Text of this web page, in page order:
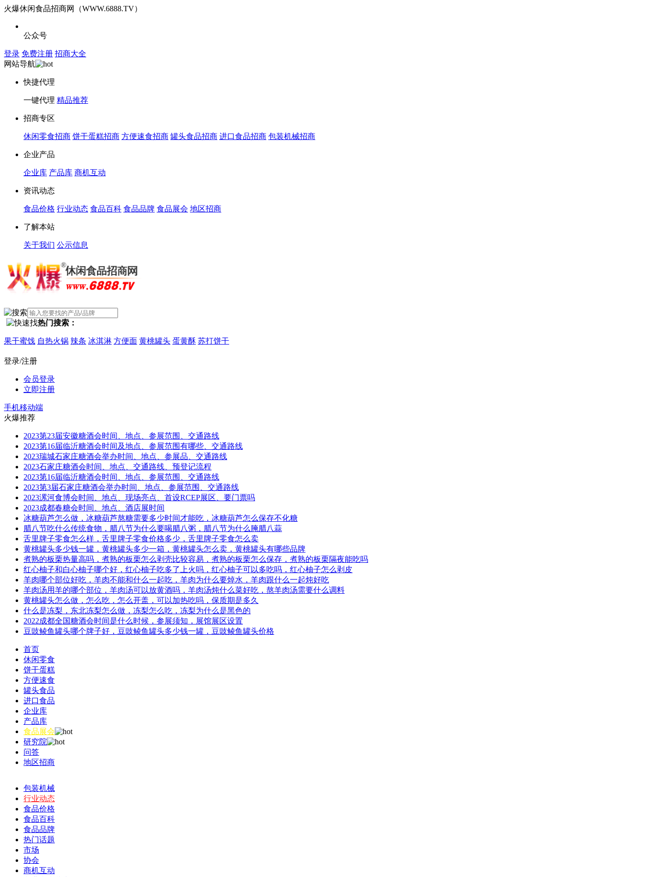
火爆休闲食品招商网（WWW.6888.TV）
公众号
登录 免费注册 招商大全
网站导航
快捷代理
一键代理 精品推荐
招商专区
休闲零食招商 饼干蛋糕招商 方便速食招商 罐头食品招商 进口食品招商 包装机械招商
企业产品
企业库 产品库 商机互动
资讯动态
食品价格 行业动态 食品百科 食品品牌 食品展会 地区招商
了解本站
关于我们 公示信息
热门搜索：
蜜饯 自热火锅 辣条 冰淇淋 方便面 黄桃罐头 蛋黄酥 苏打饼干
登录/注册
会员登录
立即注册
手机移动端
火爆推荐
2023第23届安徽糖酒会时间、地点、参展范围、交通路线
2023第16届临沂糖酒会时间及地点、参展范围有哪些、交通路线
2023瑞城石家庄糖酒会举办时间、地点、参展品、交通路线
2023石家庄糖酒会时间、地点、交通路线、预登记流程
2023第16届临沂糖酒会时间、地点、参展范围、交通路线
2023第3届石家庄糖酒会举办时间、地点、参展范围、交通路线
2023漯河食博会时间、地点、现场亮点、首设RCEP展区、要门票吗
2023成都春糖会时间、地点、酒店展时间
冰糖葫芦怎么做，冰糖葫芦熬糖需要多少时间才能吃，冰糖葫芦怎么保存不化糖
腊八节吃什么传统食物，腊八节为什么要喝腊八粥，腊八节为什么腌腊八蒜
舌里牌子零食怎么样，舌里牌子零食价格多少，舌里牌子零食怎么卖
黄桃罐头多少钱一罐，黄桃罐头多少一箱，黄桃罐头怎么卖，黄桃罐头有哪些品牌
煮熟的板栗热量高吗，煮熟的板栗怎么剥壳比较容易，煮熟的板栗怎么保存，煮熟的板栗隔夜能吃吗
红心柚子和白心柚子哪个好，红心柚子吃多了上火吗，红心柚子可以多吃吗，红心柚子怎么剥皮
羊肉哪个部位好吃，羊肉不能和什么一起吃，羊肉为什么要焯水，羊肉跟什么一起炖好吃
羊肉汤用羊的哪个部位，羊肉汤可以放黄酒吗，羊肉汤炖什么菜好吃，熬羊肉汤需要什么调料
黄桃罐头怎么做，怎么吃，怎么开盖，可以加热吃吗，保质期是多久
什么是冻梨，东北冻梨怎么做，冻梨怎么吃，冻梨为什么是黑色的
2022成都全国糖酒会时间是什么时候，参展须知，展馆展区设置
豆豉鲮鱼罐头哪个牌子好，豆豉鲮鱼罐头多少钱一罐，豆豉鲮鱼罐头价格
首页
休闲零食
饼干蛋糕
方便速食
罐头食品
进口食品
企业库
产品库
食品展会
研究院
问答
地区招商
包装机械
行业动态
食品价格
食品百科
食品品牌
热门话题
市场
协会
商机互动